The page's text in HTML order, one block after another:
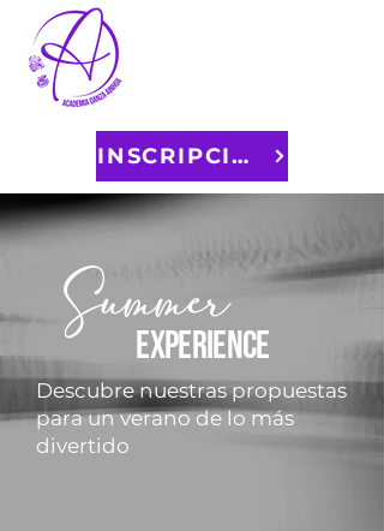
INSCRIPCIONES
Summer
experience
Descubre nuestras propuestas
para un verano de lo más
divertido